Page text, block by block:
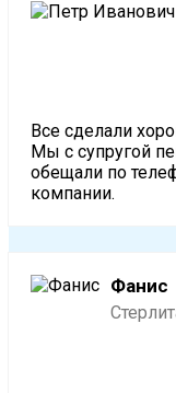
Все сделали
Мы с супругой
обещали по
компании.
Фанис